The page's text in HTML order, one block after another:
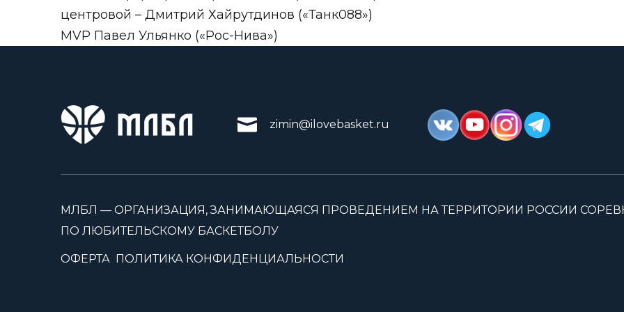
центровой – Дмитрий Хайрутдинов («Танк088»)
MVP Павел Ульянко («Рос-Нива»)
zimin@ilovebasket.ru
МЛБЛ — ОРГАНИЗАЦИЯ, ЗАНИМАЮЩАЯСЯ ПРОВЕДЕНИЕМ НА ТЕРРИТОРИИ РОССИИ
ПО ЛЮБИТЕЛЬСКОМУ БАСКЕТБОЛУ
ОФЕРТА ПОЛИТИКА КОНФИДЕНЦИАЛЬНОСТИ